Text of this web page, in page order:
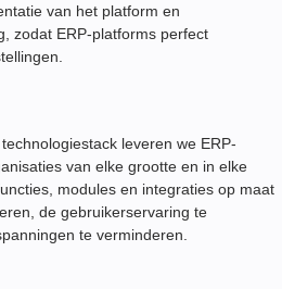
van het platform en
zodat ERP-platforms perfect
leveren we ERP-
van elke grootte en in elke
modules en integraties op maat
de gebruikerservaring te
te verminderen.